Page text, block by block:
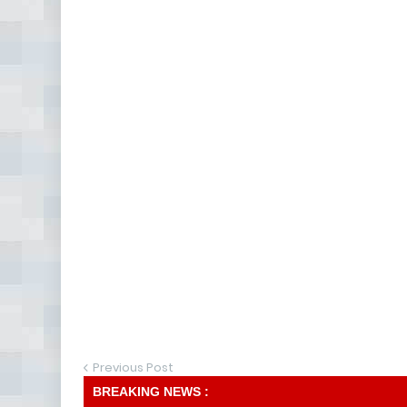
Previous Post
BREAKING NEWS :